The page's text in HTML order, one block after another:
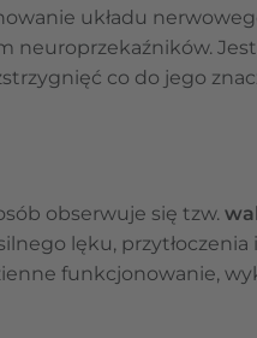
układu
co do jego
obserwuje się tzw.
lęku,
funkcjonowanie,